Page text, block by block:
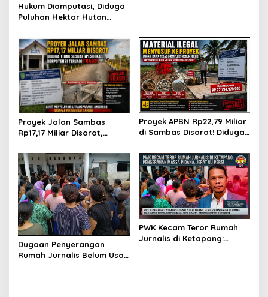
Hukum Diamputasi, Diduga
Puluhan Hektar Hutan
Mengapa Negara Diam?
Proyek Jalan Sambas
Rp17,17 Miliar Disorot,
Spesifikasi dan Potensi
Fraud Mencuat
Proyek APBN Rp22,79 Miliar
di Sambas Disorot! Diduga
Solar Subsidised
Dugaan Penyerangan
Rumah Jurnalis Belum Usai,
PWK Kecam Teror Rumah
Jurnalis di Ketapang: